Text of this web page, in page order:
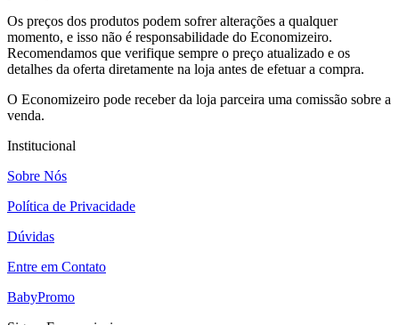
Os preços dos produtos podem sofrer alterações a qualquer
momento, e isso não é responsabilidade do Economizeiro.
Recomendamos que verifique sempre o preço atualizado e os
detalhes da oferta diretamente na loja antes de efetuar a compra.
O Economizeiro pode receber da loja parceira uma comissão sobre a
venda.
Institucional
Sobre Nós
Política de Privacidade
Dúvidas
Entre em Contato
BabyPromo